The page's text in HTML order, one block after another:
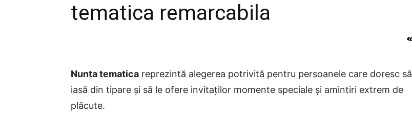
tematica remarcabila
Nunta tematica reprezintă alegerea potrivită pentru persoanele care doresc să
iasă din tipare și să le ofere invitaților momente speciale şi amintiri extrem de
plăcute.